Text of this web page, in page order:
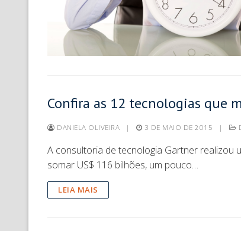
Confira as 12 tecnologias que
DANIELA OLIVEIRA | 3 DE MAIO DE 2015 |
A consultoria de tecnologia Gartner realizou
somar US$ 116 bilhões, um pouco…
LEIA MAIS